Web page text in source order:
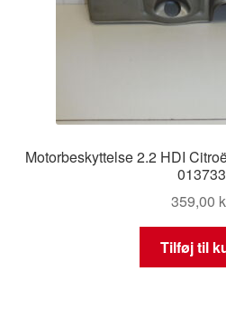
Motorbeskyttelse 2.2 HDI
013733
359,00
Tilføj til